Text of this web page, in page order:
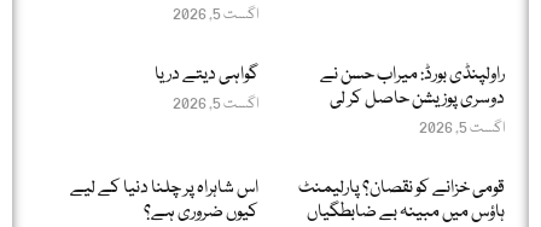
اگست 5, 2026
راولپنڈی بورڈ: میراب حسن نے
دوسری پوزیشن حاصل کر لی
اگست 5, 2026
گواہی دیتے دریا
اگست 5, 2026
قومی خزانے کو نقصان؟ پارلیمنٹ
ہاؤس میں مبینہ بے ضابطگیاں
اس شاہراہ پر چلنا دنیا کے لیے
کیوں ضروری ہے؟